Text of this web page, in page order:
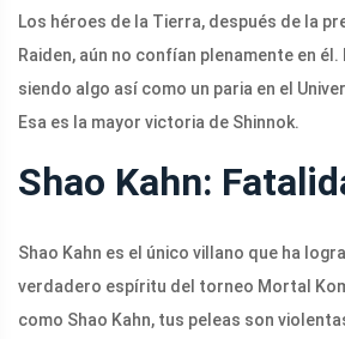
Los héroes de la Tierra, después de la
Raiden, aún no confían plenamente en
siendo algo así como un paria en el
Esa es la mayor victoria de Shinnok.
Shao Kahn:
Shao Kahn es el único villano que ha
verdadero espíritu del torneo Mortal
como Shao Kahn, tus peleas son